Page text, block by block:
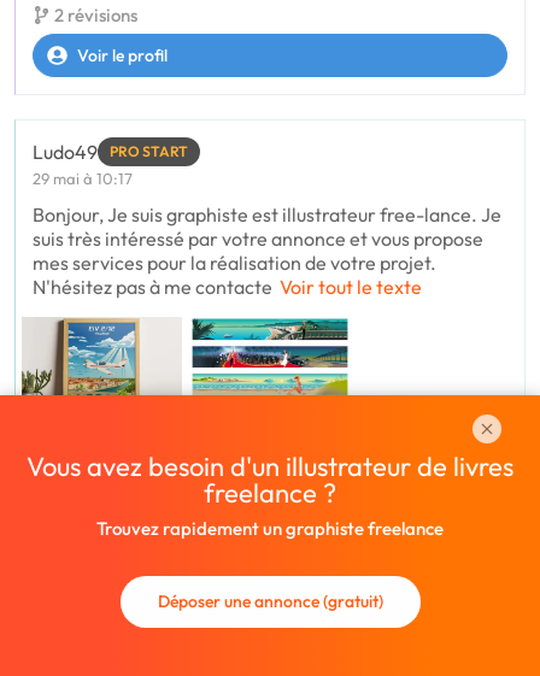
2 révisions
Voir le profil
Ludo49 PRO START
29 mai à 10:17
Bonjour, Je suis graphiste est illustrateur free-lance. Je
suis très intéressé par votre annonce et vous propose
mes services pour la réalisation de votre projet.
N'hésitez pas à me contacte Voir tout le texte
Montant privé
1 jour
1 révision
Voir le profil
Vous avez besoin d'un illustrateur de livres
freelance ?
Trouvez rapidement un graphiste freelance
Déposer une annonce (gratuit)